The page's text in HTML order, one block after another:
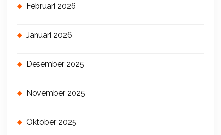
Februari 2026
Januari 2026
Desember 2025
November 2025
Oktober 2025